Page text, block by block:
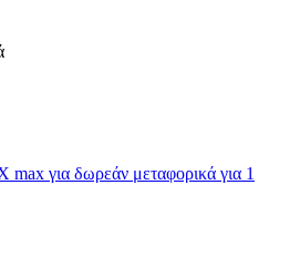
για δωρεάν μεταφορικά για 1